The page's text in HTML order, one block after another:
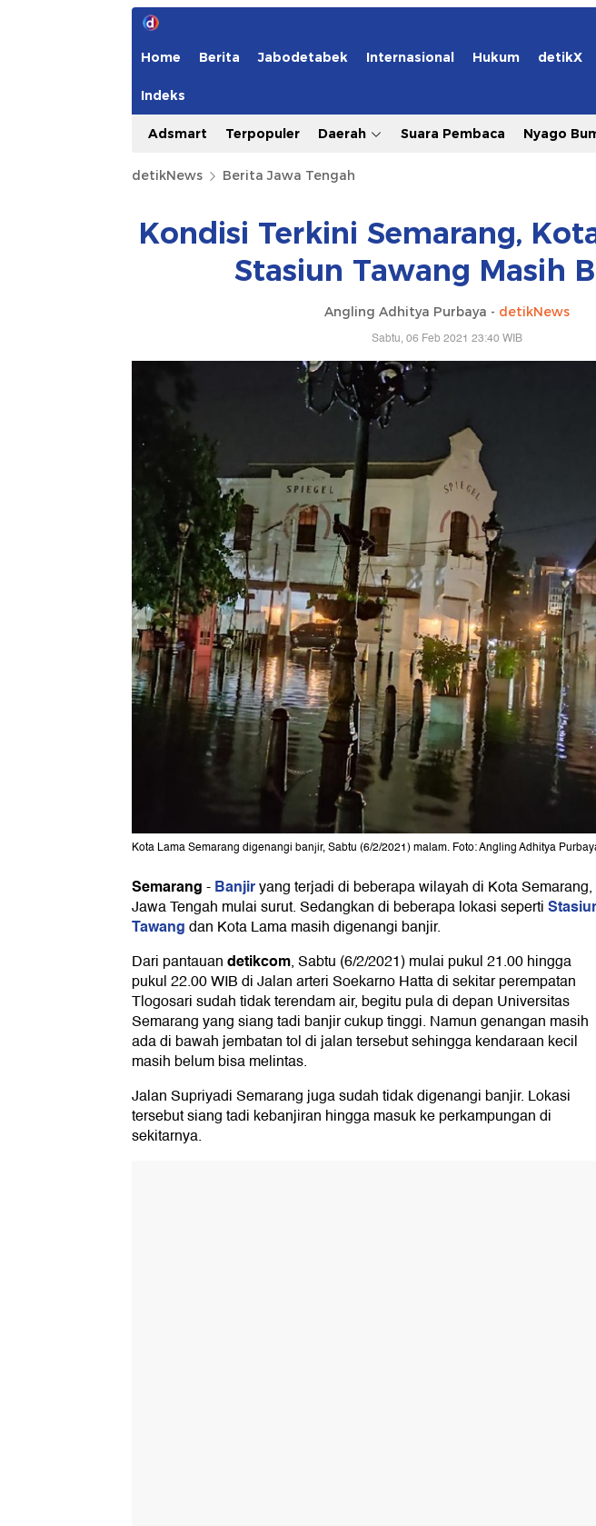
Home Berita Jabodetabek Internasional Hukum detikX
Indeks
Adsmart Terpopuler Daerah Suara Pembaca Nyago
detikNews Berita Jawa Tengah
Kondisi Terkini Semarang,
Stasiun Tawang Masih
Angling Adhitya Purbaya - detikNews
Sabtu, 06 Feb 2021 23:40 WIB
Kota Lama Semarang digenangi banjir, Sabtu (6/2/2021) malam. Foto: Angling Adhitya
Semarang-Banjiryang terjadi di beberapa wilayah di Kota Semarang,
Jawa Tengah mulai surut. Sedangkan di beberapa lokasi seperti
Tawangdan Kota Lama masih digenangi banjir.
Dari pantauandetikcom, Sabtu (6/2/2021) mulai pukul 21.00 hingga
pukul 22.00 WIB di Jalan arteri Soekarno Hatta di sekitar perempatan
Tlogosari sudah tidak terendam air, begitu pula di depan Universitas
Semarang yang siang tadi banjir cukup tinggi. Namun genangan masih
ada di bawah jembatan tol di jalan tersebut sehingga kendaraan kecil
masih belum bisa melintas.
Jalan Supriyadi Semarang juga sudah tidak digenangi banjir. Lokasi
tersebut siang tadi kebanjiran hingga masuk ke perkampungan di
sekitarnya.